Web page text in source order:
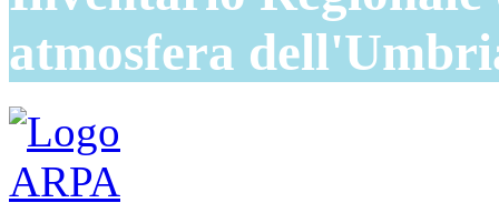
atmosfera